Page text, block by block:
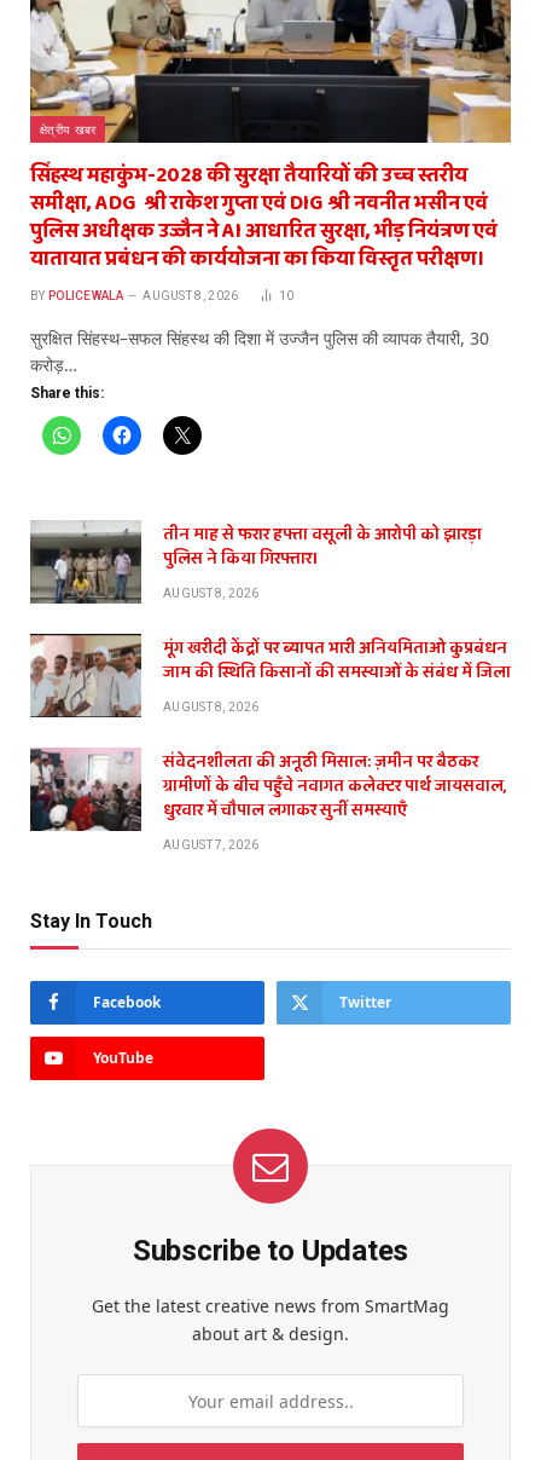
क्षेत्रीय खबर
सिंहस्थ महाकुंभ-2028 की सुरक्षा तैयारियों की उच्च स्तरीय
समीक्षा, ADG श्री राकेश गुप्ता एवं DIG श्री नवनीत भसीन एवं
पुलिस अधीक्षक उज्जैन ने AI आधारित सुरक्षा, भीड़ नियंत्रण एवं
यातायात प्रबंधन की कार्ययोजना का किया विस्तृत परीक्षण।
BY POLICEWALA AUGUST 8, 2026 10
सुरक्षित सिंहस्थ–सफल सिंहस्थ की दिशा में उज्जैन पुलिस की व्यापक तैयारी, 30
करोड़…
Share this:
तीन माह से फरार हफ्ता वसूली के आरोपी को झारड़ा
पुलिस ने किया गिरफ्तार।
AUGUST 8, 2026
मूंग खरीदी केंद्रों पर ब्यापत भारी अनियमिताओ कुप्रबंधन
जाम की स्थिति किसानों की समस्याओं के संबंध में जिला
AUGUST 8, 2026
संवेदनशीलता की अनूठी मिसाल: ज़मीन पर बैठकर
ग्रामीणों के बीच पहुँचे नवागत कलेक्टर पार्थ जायसवाल,
धुरवार में चौपाल लगाकर सुनीं समस्याएँ
AUGUST 7, 2026
Stay In Touch
Facebook Twitter
YouTube
Subscribe to Updates
Get the latest creative news from SmartMag
about art & design.